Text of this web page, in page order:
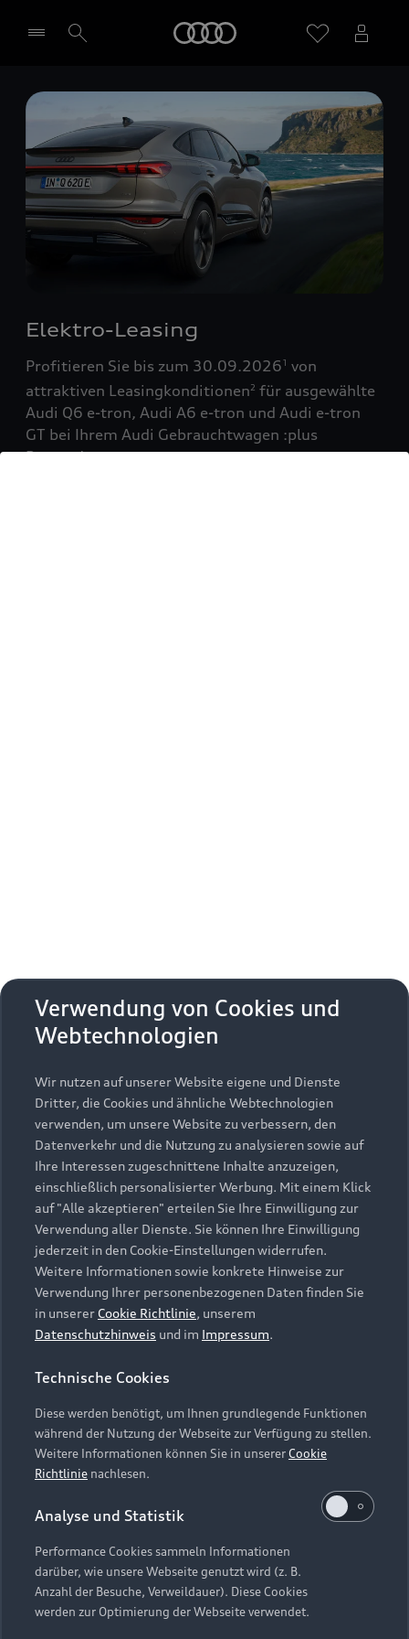
Händler wählen
Elektro-Leasing
Profitieren Sie bis zum 30.09.20261 von
attraktiven Leasingkonditionen2 für ausgewählte
Audi Q6 e-tron, Audi A6 e-tron und Audi e-tron
GT bei Ihrem Audi Gebrauchtwagen :plus
Partner!
Zurück nach oben
Modelle
Alle Modelle
Modelle vergleichen
Elektromodelle
Plug-in-Hybride
Kaufen & leasen
Neuwagensuche
Gebrauchtwagensuche
Gebrauchtwagen
Finanzierung
Aktionen & Angebote
Geschäftskunden
Service & Zubehör
Saisonale Angebote
Audi Services
Garantie
Audi digital services
myAudi
Support
Kundenservice
Händlersuche
Audi Code
Online-Terminvereinbarung
Servicekontakt
Vertrag widerrufen
Über Audi
Unternehmen
Karriere
Investor Relations
Presse & Media Center
Datenschutz
Audi erleben
Newsletter
Impressum Rechtliches
Hinweisgebersystem
Datenschutzinformation
Cookie-Einstellungen
Cookie-Richtlinie
Barrierefreiheit
Hinweis: Die aktuelle Darstellung und Anordnung der
Embleme am Fahrzeug bei allen Abbildungen auf dieser
Webseite kann abweichen.
Verwendung von Cookies und
Webtechnologien
Wir nutzen auf unserer Website eigene und Dienste
Dritter, die Cookies und ähnliche Webtechnologien
verwenden, um unsere Website zu verbessern, den
Datenverkehr und die Nutzung zu analysieren sowie auf
Ihre Interessen zugeschnittene Inhalte anzuzeigen,
einschließlich personalisierter Werbung. Mit einem Klick
auf "Alle akzeptieren" erteilen Sie Ihre Einwilligung zur
Verwendung aller Dienste. Sie können Ihre Einwilligung
jederzeit in den Cookie-Einstellungen widerrufen.
Weitere Informationen sowie konkrete Hinweise zur
Verwendung Ihrer personenbezogenen Daten finden Sie
in unserer Cookie Richtlinie, unserem
Datenschutzhinweis und im Impressum.
Technische Cookies
Diese werden benötigt, um Ihnen grundlegende Funktionen
während der Nutzung der Webseite zur Verfügung zu stellen.
Weitere Informationen können Sie in unsererCookie
Richtlinie nachlesen.
Analyse und Statistik
Performance Cookies sammeln Informationen
darüber, wie unsere Webseite genutzt wird (z. B.
Anzahl der Besuche, Verweildauer). Diese Cookies
werden zur Optimierung der Webseite verwendet.